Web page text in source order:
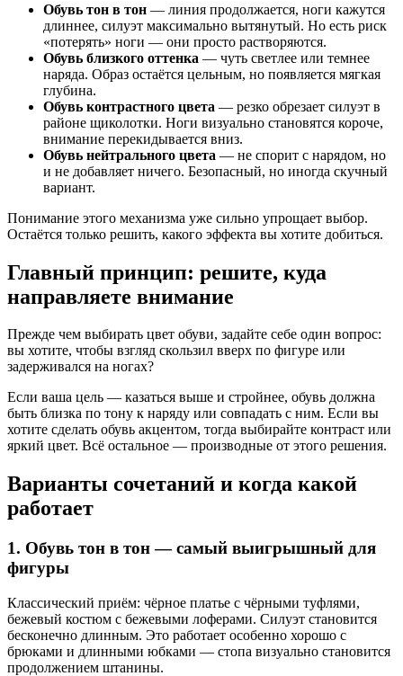
Обувь тон в тон — линия продолжается, ноги кажутся
длиннее, силуэт максимально вытянутый. Но есть риск
«потерять» ноги — они просто растворяются.
Обувь близкого оттенка — чуть светлее или темнее
наряда. Образ остаётся цельным, но появляется мягкая
глубина.
Обувь контрастного цвета — резко обрезает силуэт в
районе щиколотки. Ноги визуально становятся короче,
внимание перекидывается вниз.
Обувь нейтрального цвета — не спорит с нарядом, но
и не добавляет ничего. Безопасный, но иногда скучный
вариант.
Понимание этого механизма уже сильно упрощает выбор.
Остаётся только решить, какого эффекта вы хотите добиться.
Главный принцип: решите, куда
направляете внимание
Прежде чем выбирать цвет обуви, задайте себе один вопрос:
вы хотите, чтобы взгляд скользил вверх по фигуре или
задерживался на ногах?
Если ваша цель — казаться выше и стройнее, обувь должна
быть близка по тону к наряду или совпадать с ним. Если вы
хотите сделать обувь акцентом, тогда выбирайте контраст или
яркий цвет. Всё остальное — производные от этого решения.
Варианты сочетаний и когда какой
работает
1. Обувь тон в тон — самый выигрышный для
фигуры
Классический приём: чёрное платье с чёрными туфлями,
бежевый костюм с бежевыми лоферами. Силуэт становится
бесконечно длинным. Это работает особенно хорошо с
брюками и длинными юбками — стопа визуально становится
продолжением штанины.